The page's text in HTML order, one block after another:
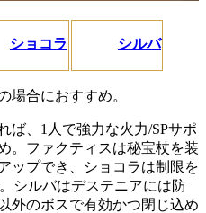
ショコラ シルバ
場合におすすめ。
ば、1人で強力な火力/SPサポ
。ファクティスは秘宝杖を装
ップでき、ショコラは制限を
シルバはデステニアには防
外のボスで有効かつ閉じ込め